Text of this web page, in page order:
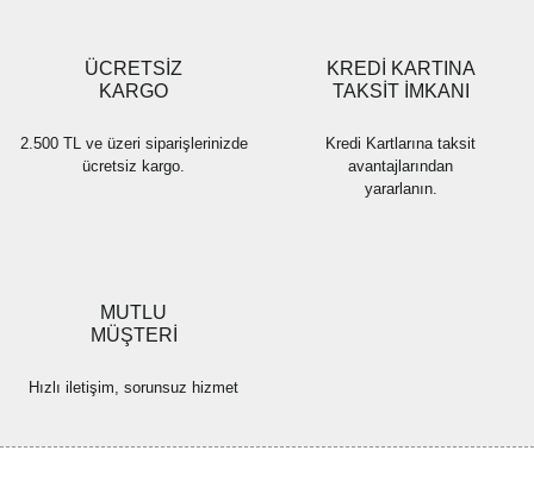
ÜCRETSİZ
KARGO
2.500 TL ve üzeri siparişlerinizde
ücretsiz kargo.
KREDİ KARTINA
TAKSİT İMKANI
Kredi Kartlarına taksit
avantajlarından
yararlanın.
MUTLU
MÜŞTERİ
Hızlı iletişim, sorunsuz hizmet